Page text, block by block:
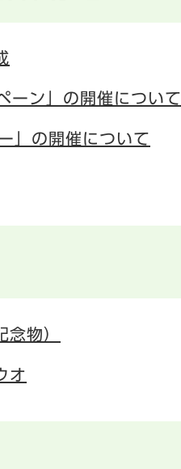
ーン」の開催について
」の開催について
物）
オ